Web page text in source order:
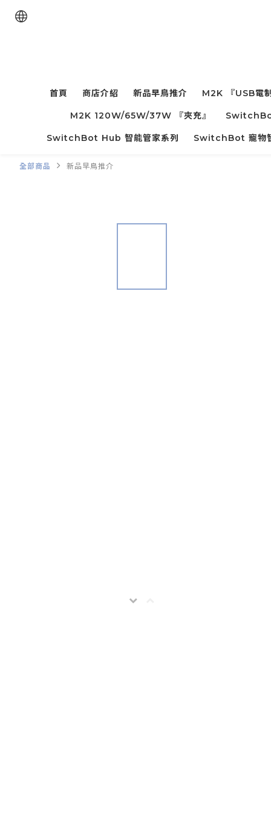
首頁 商店介紹 新品早鳥推介 M2K 『USB電
M2K 120W/65W/37W 『夾充』
SwitchBot Hub 智能管家系列 SwitchBot 寵物
全部商品 新品早鳥推介